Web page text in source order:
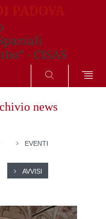
SEARCH
news
EVENTI
AVVISI